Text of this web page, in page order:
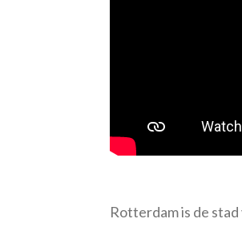
Rotterdam is de